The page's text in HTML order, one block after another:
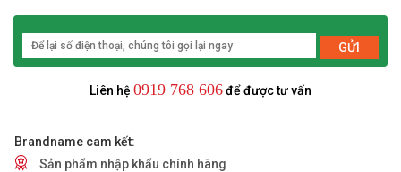
GỬI
Liên hệ 0919 768 606để được tư vấn
Brandname cam kết:
Sản phẩm nhập khẩu chính hãng